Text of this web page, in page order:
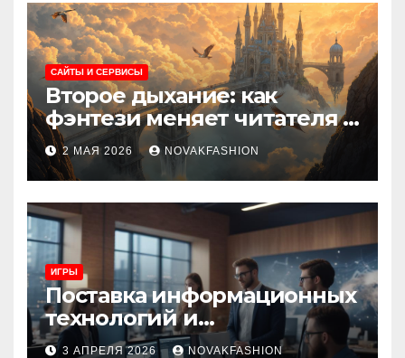
САЙТЫ И СЕРВИСЫ
Второе дыхание: как
фэнтези меняет читателя и
культуру
2 МАЯ 2026 NOVAKFASHION
ИГРЫ
Поставка информационных
технологий и
инновационные решения
3 АПРЕЛЯ 2026 NOVAKFASHION